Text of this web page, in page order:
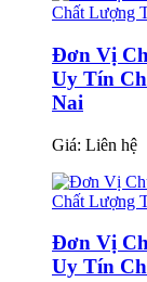
Đơn Vị
Uy Tín
Nai
Giá: Liên hệ
Đơn Vị
Uy Tín